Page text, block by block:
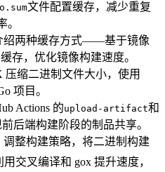
文件配置缓存，减少重复
。
绍两种缓存方式——基于镜像
存，优化镜像构建速度。
压缩二进制文件大小，使用
项目。
Actions 的upload-artifact和
后端构建阶段的制品共享。
调整构建策略，将二进制构建
交叉编译和 gox 提升速度，